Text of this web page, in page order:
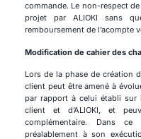
commande. Le non-respect
projet par ALIOKI sans
remboursement de l’acompte
Modification de cahier des
Lors de la phase de création
client peut être amené à
par rapport à celui établi sur
client et d’ALIOKI, et
complémentaire. Dans
préalablement à son